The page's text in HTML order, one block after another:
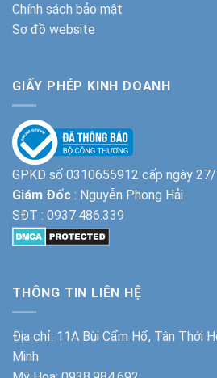
Chính sách bảo mật
Sơ đồ website
GIẤY PHÉP KINH DOANH
GPKD số 0310655912 cấp ngày
Giám Đốc : Nguyễn Phong Hải
SĐT : 0937.486.339
THÔNG TIN LIÊN HỆ
Địa chỉ: 11A Bùi Cẩm Hổ, Tân Thới
Minh